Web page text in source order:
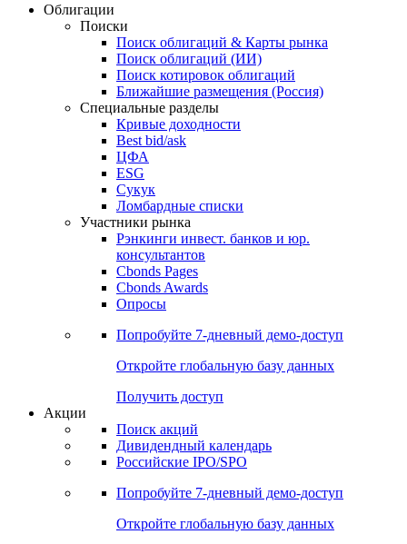
Облигации
Поиски
Поиск облигаций & Карты рынка
Поиск облигаций (ИИ)
Поиск котировок облигаций
Ближайшие размещения (Россия)
Специальные разделы
Кривые доходности
Best bid/ask
ЦФА
ESG
Сукук
Ломбардные списки
Участники рынка
Рэнкинги инвест. банков и юр.
консультантов
Cbonds Pages
Cbonds Awards
Опросы
Попробуйте 7-дневный демо-доступ
Откройте глобальную базу данных
Получить доступ
Акции
Поиск акций
Дивидендный календарь
Российские IPO/SPO
Попробуйте 7-дневный демо-доступ
Откройте глобальную базу данных